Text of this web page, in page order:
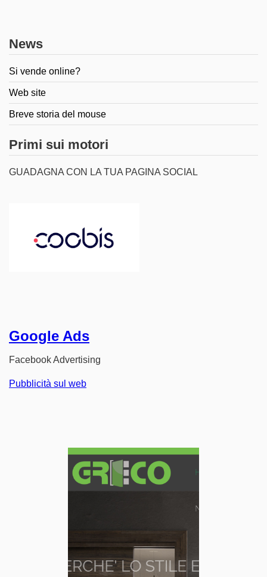
News
Si vende online?
Web site
Breve storia del mouse
Primi sui motori
GUADAGNA CON LA TUA PAGINA SOCIAL
Google Ads
Facebook Advertising
Pubblicità sul web